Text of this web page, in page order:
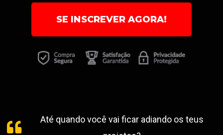
SE INSCREVER AGORA!
Até quando você vai ficar adiando os teus